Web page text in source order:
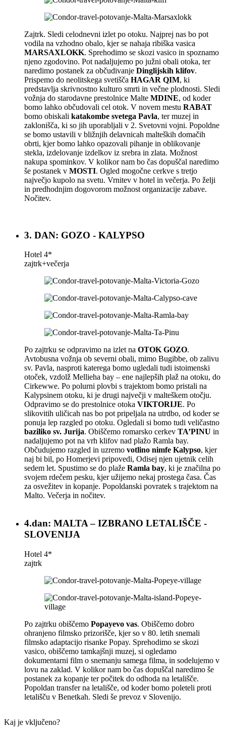
Zajtrk. Sledi celodnevni izlet po otoku. Najprej nas bo pot
vodila na vzhodno obalo, kjer se nahaja ribiška vasica
MARSAXLOKK. Sprehodimo se skozi vasico in spoznamo
njeno zgodovino. Pot nadaljujemo po južni obali otoka, ter
naredimo postanek za občudivanje Dinglijskih klifov.
Prispemo do neolitskega svetišča HAGAR QIM, ki
predstavlja skrivnostno kulturo smrti in večne plodnosti. Sledi
vožnja do starodavne prestolnice Malte MDINE, od koder
bomo lahko občudovali cel otok. V novem mestu RABAT
bomo obiskali katakombe svetega Pavla, ter muzej in
zaklonišča, ki so jih uporabljali v 2. Svetovni vojni. Popoldne
se bomo ustavili v bližnjih delavnicah malteških domačih
obrti, kjer bomo lahko opazovali pihanje in oblikovanje
stekla, izdelovanje izdelkov iz srebra in zlata. Možnost
nakupa spominkov. V kolikor nam bo čas dopuščal naredimo
še postanek v MOSTI. Ogled mogočne cerkve s tretjo
največjo kupolo na svetu. Vrnitev v hotel in večerja. Po želji
in predhodnjim dogovorom možnost organizacije zabave.
Nočitev.
3. DAN: GOZO - KALYPSO
Hotel 4*
zajtrk+večerja
Po zajtrku se odpravimo na izlet na OTOK GOZO.
Avtobusna vožnja ob severni obali, mimo Bugibbe, ob zalivu
sv. Pavla, nasproti katerega bomo ugledali tudi istoimenski
otoček, vzdolž Mellieha bay – ene najlepših plaž na otoku, do
Cirkewwe. Po polurni plovbi s trajektom bomo pristali na
Kalypsinem otoku, ki je drugi največji v malteškem otočju.
Odpravimo se do prestolnice otoka VIKTORIJE. Po
slikovitih uličicah nas bo pot pripeljala na utrdbo, od koder se
ponuja lep razgled po otoku. Ogledali si bomo tudi veličastno
baziliko sv. Jurija. Obiščemo romarsko cerkev TA’PINU in
nadaljujemo pot na vrh klifov nad plažo Ramla bay.
Občudujemo razgled in uzremo votlino nimfe Kalypso, kjer
naj bi bil, po Homerjevi pripovedi, Odisej njen ujetnik celih
sedem let. Spustimo se do plaže Ramla bay, ki je značilna po
svojem rdečem pesku, kjer užijemo nekaj prostega časa. Čas
za osvežitev in kopanje. Popoldanski povratek s trajektom na
Malto. Večerja in nočitev.
4.dan: MALTA – IZBRANO LETALIŠČE -
SLOVENIJA
Hotel 4*
zajtrk
Po zajtrku obiščemo Popayevo vas. Obiščemo dobro
ohranjeno filmsko prizorišče, kjer so v 80. letih snemali
filmsko adaptacijo risanke Popay. Sprehodimo se skozi
vasico, obiščemo tamkajšnji muzej, si ogledamo
dokumentarni film o snemanju samega filma, in sodelujemo v
lovu na zaklad. V kolikor nam bo čas dopuščal naredimo še
postanek za kopanje ter počitek do odhoda na letališče.
Popoldan transfer na letališče, od koder bomo poleteli proti
letališču v Benetkah. Sledi še prevoz v Slovenijo.
Kaj je vključeno?